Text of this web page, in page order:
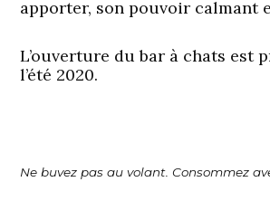
apporter, son pouvoir calmant
L’ouverture du bar à chats est
l’été 2020.
Ne buvez pas au volant. Consommez